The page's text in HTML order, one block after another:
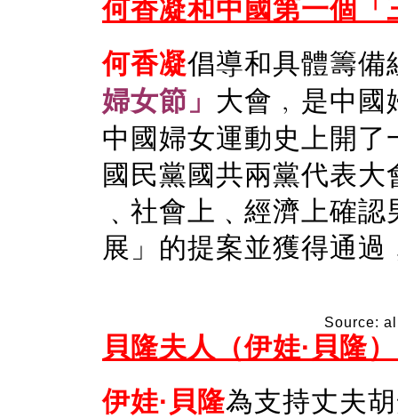
何香凝和中國第一個「
何香凝倡導和具體籌備
婦女節」 大會﹐是中國
中國婦女運動史上開
國民黨國共兩黨代表
﹑社會上﹑經濟上確
展」的提案並獲得通
Source:
貝隆夫人（伊娃·貝隆
伊娃·貝隆為支持丈夫